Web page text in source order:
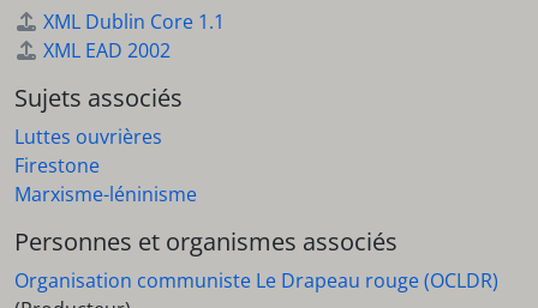
XML Dublin Core 1.1
XML EAD 2002
Sujets associés
Luttes ouvrières
Firestone
Marxisme-léninisme
Personnes et organismes associés
Organisation communiste Le Drapeau rouge (OCLDR)